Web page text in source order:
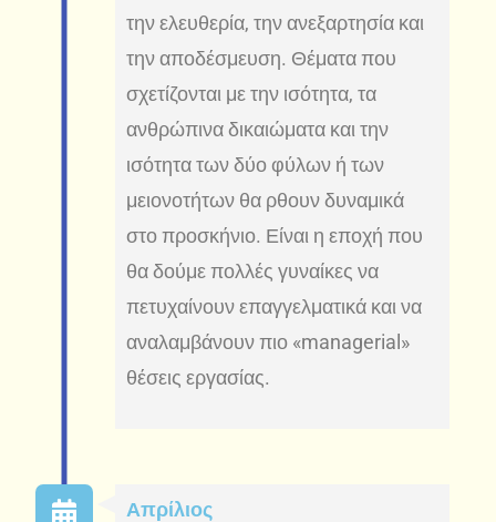
την ελευθερία, την ανεξαρτησία και
την αποδέσμευση. Θέματα που
σχετίζονται με την ισότητα, τα
ανθρώπινα δικαιώματα και την
ισότητα των δύο φύλων ή των
μειονοτήτων θα ρθουν δυναμικά
στο προσκήνιο. Είναι η εποχή που
θα δούμε πολλές γυναίκες να
πετυχαίνουν επαγγελματικά και να
αναλαμβάνουν πιο «managerial»
θέσεις εργασίας.
Απρίλιος